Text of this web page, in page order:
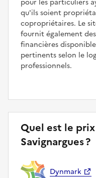
pour les particuliers
qu'ils soient
copropriétaires. Le
fournit également
financières
pertinents selon le
professionnels.
Quel est le
Savignargues ?
Dynmark